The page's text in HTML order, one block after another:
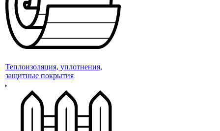
Теплоизоляция, уплотнения,
защитные покрытия